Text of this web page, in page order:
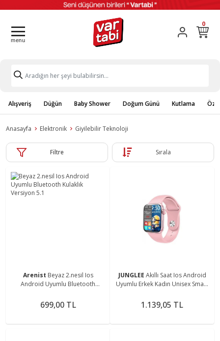
0
Alışveriş Düğün Baby Shower Doğum Günü Kutlama
Anasayfa Elektronik Giyilebilir Teknoloji
Filtre Sırala
Arenist Beyaz 2.nesil Ios
Android Uyumlu Bluetooth
699,00 TL
JUNGLEE Akıllı Saat Ios Android
Uyumlu Erkek Kadın Unisex Smart
1.139,05 TL